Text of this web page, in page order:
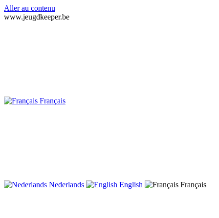
Aller au contenu
www.jeugdkeeper.be
Français
Nederlands English Français